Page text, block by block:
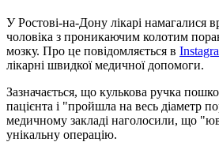
У Ростові-на-Дону лікарі намагалися
чоловіка з проникаючим колотим
мозку. Про це повідомляється в
лікарні швидкої медичної допомоги.
Зазначається, що кулькова ручка
пацієнта і "пройшла на весь діаметр
медичному закладі наголосили, що
унікальну операцію.